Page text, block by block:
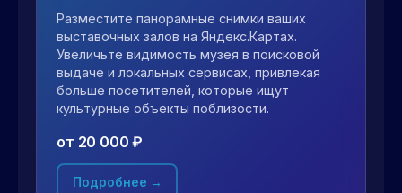
Разместите панорамные снимки ваших
выставочных залов на Яндекс.Картах.
Увеличьте видимость музея в поисковой
выдаче и локальных сервисах, привлекая
больше посетителей, которые ищут
культурные объекты поблизости.
от 20 000 ₽
Подробнее →